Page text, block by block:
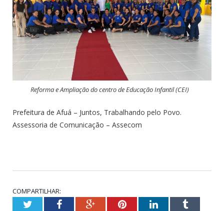
Reforma e Ampliação do centro de Educação Infantil (CEI)
Prefeitura de Afuá – Juntos, Trabalhando pelo Povo.
Assessoria de Comunicação – Assecom
COMPARTILHAR:
TwitterFacebookGoogle+PinterestLinkedInTumblr